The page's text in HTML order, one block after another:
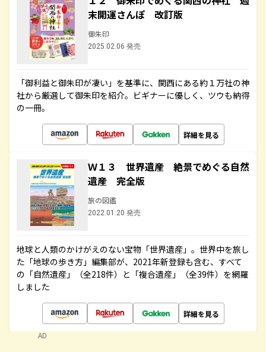
末開運さんぽ 改訂版
御朱印
2025.02.06 発売
「御利益と御朱印が凄い」を基準に、関西にある約１万社の神
社から厳選して御朱印を紹介。ビギナーに優しく、ツウも納得
の一冊。
詳細を見る
Ｗ１３ 世界遺産 絶景でめぐる自然
遺産 完全版
旅の図鑑
2022.01.20 発売
地球と人類のかけがえのない宝物「世界遺産」。世界中を旅し
た「地球の歩き方」編集部が、2021年新登録も含む、すべて
の「自然遺産」（全218件）と「複合遺産」（全39件）を網羅
しました
詳細を見る
AD